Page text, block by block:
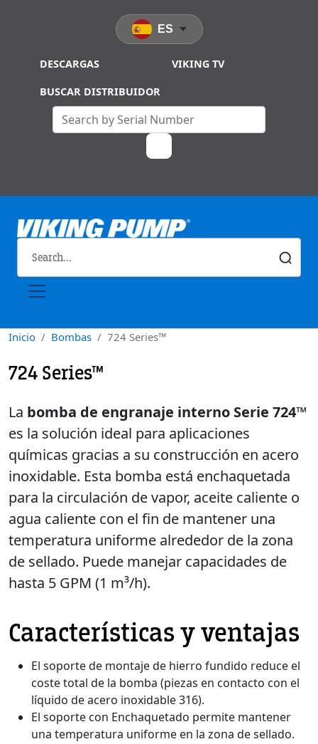
DESCARGAS VIKING TV
BUSCAR DISTRIBUIDOR
ES
Inicio Bombas 724 Series™
724 Series™
La bomba de engranaje interno Serie 724™
es la solución ideal para aplicaciones
químicas gracias a su construcción en acero
inoxidable. Esta bomba está enchaquetada
para la circulación de vapor, aceite caliente o
agua caliente con el fin de mantener una
temperatura uniforme alrededor de la zona
de sellado. Puede manejar capacidades de
hasta 5 GPM (1 m³/h).
Características y ventajas
El soporte de montaje de hierro fundido reduce el
coste total de la bomba (piezas en contacto con el
líquido de acero inoxidable 316).
El soporte con Enchaquetado permite mantener
una temperatura uniforme en la zona de sellado.